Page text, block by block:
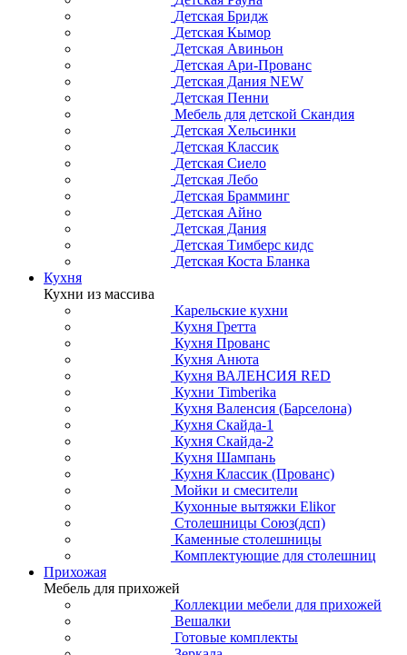
Детская Бридж
Детская Кымор
Детская Авиньон
Детская Ари-Прованс
Детская Дания NEW
Детская Пенни
Мебель для детской Скандия
Детская Хельсинки
Детская Классик
Детская Сиело
Детская Лебо
Детская Брамминг
Детская Айно
Детская Дания
Детская Тимберс кидс
Детская Коста Бланка
Кухня
Кухни из массива
Карельские кухни
Кухня Гретта
Кухня Прованс
Кухня Анюта
Кухня ВАЛЕНСИЯ RED
Кухни Timberika
Кухня Валенсия (Барселона)
Кухня Скайда-1
Кухня Скайда-2
Кухня Шампань
Кухня Классик (Прованс)
Мойки и смесители
Кухонные вытяжки Elikor
Столешницы Союз(дсп)
Каменные столешницы
Комплектующие для столешниц
Прихожая
Мебель для прихожей
Коллекции мебели для прихожей
Вешалки
Готовые комплекты